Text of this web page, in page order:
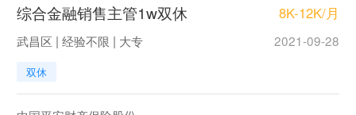
综合金融销售主管1w双休 8K-12K/月
武昌区 | 经验不限 | 大专 2021-09-28
双休